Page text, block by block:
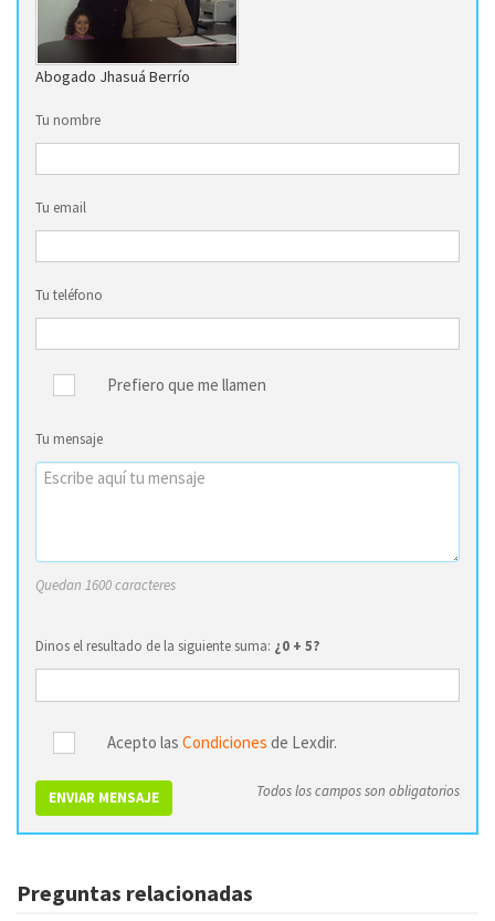
Abogado Jhasuá Berrío
Tu nombre
Tu email
Tu teléfono
Prefiero que me llamen
Tu mensaje
Quedan 1600 caracteres
Dinos el resultado de la siguiente suma: ¿0 + 5?
Acepto las Condiciones de Lexdir.
ENVIAR MENSAJE Todos los campos son obligatorios
Preguntas relacionadas